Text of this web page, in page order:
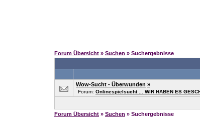
Forum Übersicht » Suchen » Suchergebnisse
Wow-Sucht - Überwunden »
Forum: Onlinespielsucht ... WIR HABEN ES
Forum Übersicht » Suchen » Suchergebnisse